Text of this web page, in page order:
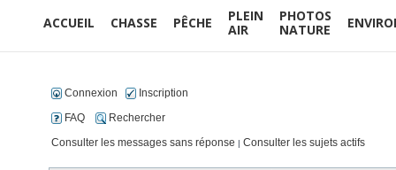
ACCUEIL CHASSE PÊCHE
PLEIN
AIR
PHOTOS
NATURE
Connexion
Inscription
FAQ
Rechercher
Consulter les messages sans réponse | Consulter les sujets actifs